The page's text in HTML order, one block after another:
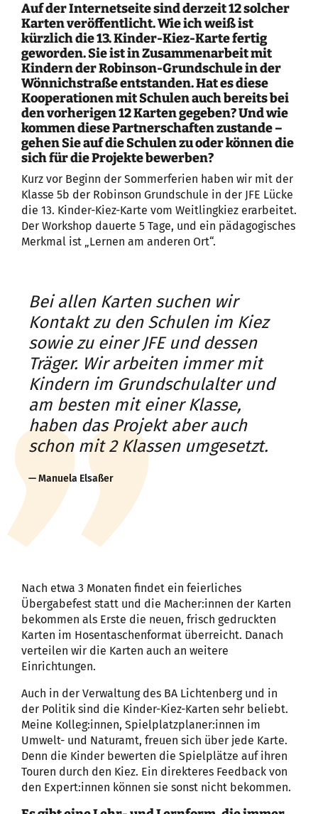
Auf der Internetseite sind derzeit 12 solcher
Karten veröffentlicht. Wie ich weiß ist
kürzlich die 13. Kinder-Kiez-Karte fertig
geworden. Sie ist in Zusammenarbeit mit
Kindern der Robinson-Grundschule in der
Wönnichstraße entstanden. Hat es diese
Kooperationen mit Schulen auch bereits bei
den vorherigen 12 Karten gegeben? Und wie
kommen diese Partnerschaften zustande –
gehen Sie auf die Schulen zu oder können die
sich für die Projekte bewerben?
Kurz vor Beginn der Sommerferien haben wir mit der
Klasse 5b der Robinson Grundschule in der JFE Lücke
die 13. Kinder-Kiez-Karte vom Weitlingkiez erarbeitet.
Der Workshop dauerte 5 Tage, und ein pädagogisches
Merkmal ist „Lernen am anderen Ort“.
Bei allen Karten suchen wir
Kontakt zu den Schulen im Kiez
sowie zu einer JFE und dessen
Träger. Wir arbeiten immer mit
Kindern im Grundschulalter und
am besten mit einer Klasse,
haben das Projekt aber auch
schon mit 2 Klassen umgesetzt.
Manuela Elsaßer
Nach etwa 3 Monaten findet ein feierliches
Übergabefest statt und die Macher:innen der Karten
bekommen als Erste die neuen, frisch gedruckten
Karten im Hosentaschenformat überreicht. Danach
verteilen wir die Karten auch an weitere
Einrichtungen.
Auch in der Verwaltung des BA Lichtenberg und in
der Politik sind die Kinder-Kiez-Karten sehr beliebt.
Meine Kolleg:innen, Spielplatzplaner:innen im
Umwelt- und Naturamt, freuen sich über jede Karte.
Denn die Kinder bewerten die Spielplätze auf ihren
Touren durch den Kiez. Ein direkteres Feedback von
den Expert:innen können sie sonst nicht bekommen.